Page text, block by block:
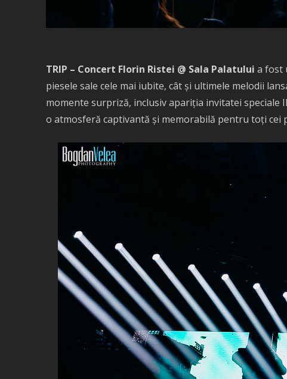
TRIP – Concert Florin Ristei @ Sala Palatului a fost
piesele sale cele mai iubite, cât și ultimele melodii
momente surpriză, inclusiv apariția invitatei speciale
o atmosferă captivantă și memorabilă pentru toți cei